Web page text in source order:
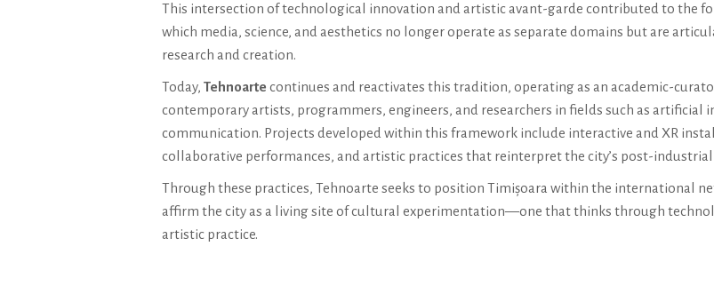
This intersection of technological innovation and artistic avant-garde contributed to the
which media, science, and aesthetics no longer operate as separate domains but are
research and creation.
Today, Tehnoarte continues and reactivates this tradition, operating as an academic-
contemporary artists, programmers, engineers, and researchers in fields such as artificial
communication. Projects developed within this framework include interactive and XR
collaborative performances, and artistic practices that reinterpret the city’s post-industrial
Through these practices, Tehnoarte seeks to position Timișoara within the international
affirm the city as a living site of cultural experimentation—one that thinks through
artistic practice.